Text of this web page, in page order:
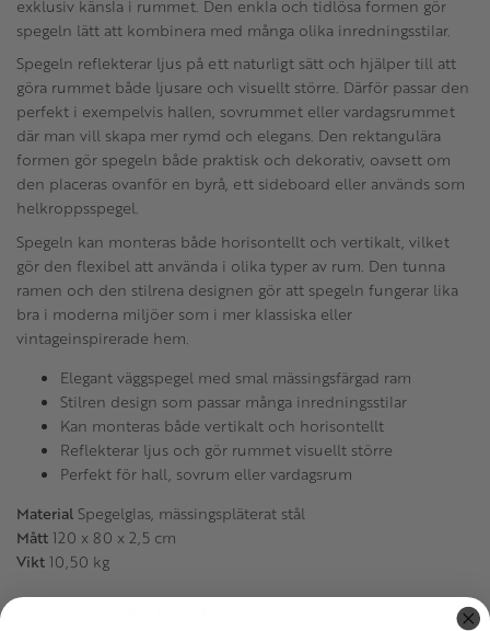
exklusiv känsla i rummet. Den enkla och tidlösa formen gör
spegeln lätt att kombinera med många olika inredningsstilar.
Spegeln reflekterar ljus på ett naturligt sätt och hjälper till att
göra rummet både ljusare och visuellt större. Därför passar den
perfekt i exempelvis hallen, sovrummet eller vardagsrummet
där man vill skapa mer rymd och elegans. Den rektangulära
formen gör spegeln både praktisk och dekorativ, oavsett om
den placeras ovanför en byrå, ett sideboard eller används som
helkroppsspegel.
Spegeln kan monteras både horisontellt och vertikalt, vilket
gör den flexibel att använda i olika typer av rum. Den tunna
ramen och den stilrena designen gör att spegeln fungerar lika
bra i moderna miljöer som i mer klassiska eller
vintageinspirerade hem.
Elegant väggspegel med smal mässingsfärgad ram
Stilren design som passar många inredningsstilar
Kan monteras både vertikalt och horisontellt
Reflekterar ljus och gör rummet visuellt större
Perfekt för hall, sovrum eller vardagsrum
MaterialSpegelglas, mässingspläterat stål
Mått 120 x 80 x 2,5 cm
Vikt 10,50 kg